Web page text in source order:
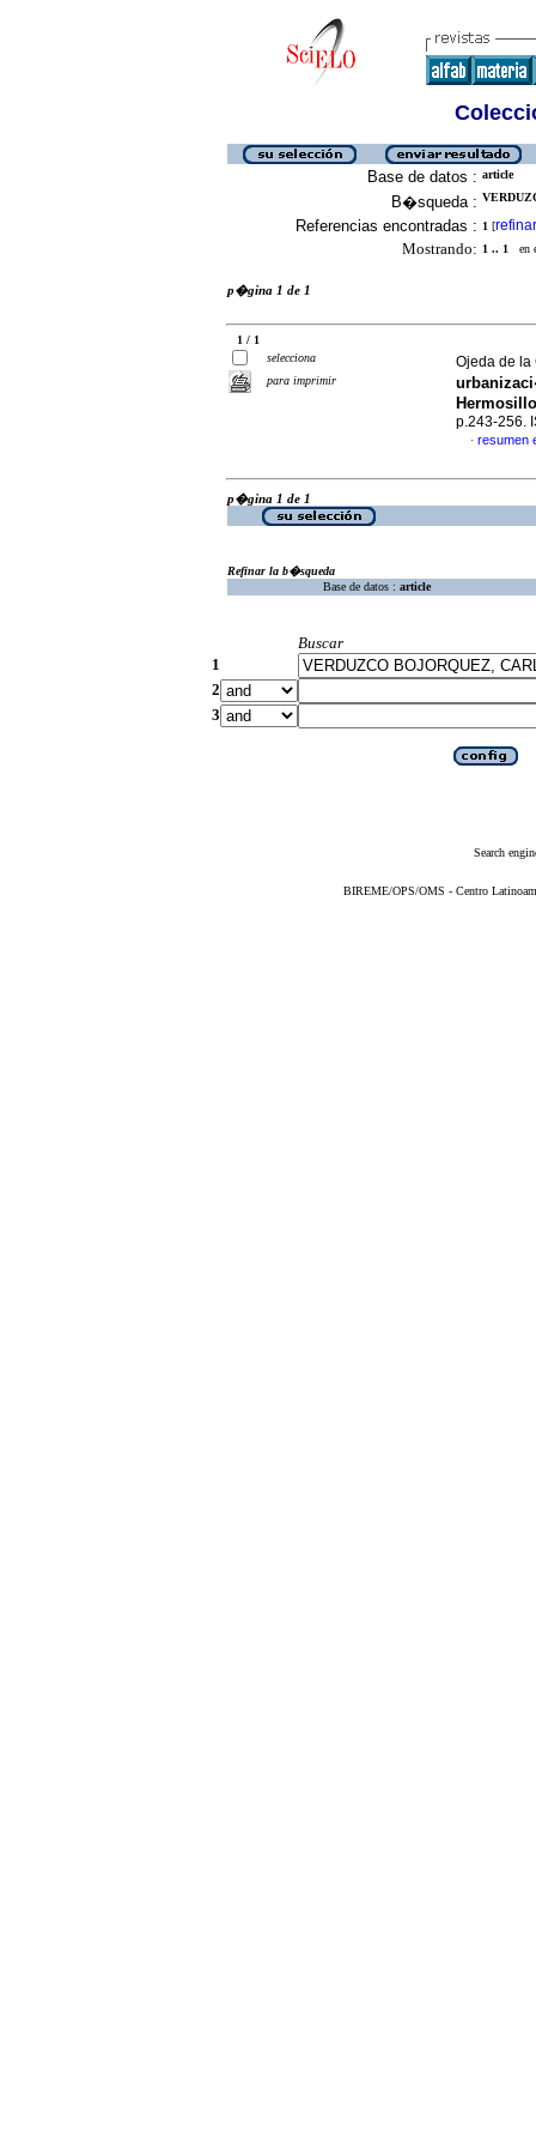
Base de datos : article
B�squeda :
Referencias encontradas : 1 [refinar
Mostrando: 1 .. 1 en
p�gina 1 de 1
1 / 1
selecciona
para imprimir
Ojeda de la
p.243-256.
· resumen
p�gina 1 de 1
Refinar la b�squeda
Base de datos : article
Buscar
1
2
3
Search
BIREME/OPS/OMS - Centro